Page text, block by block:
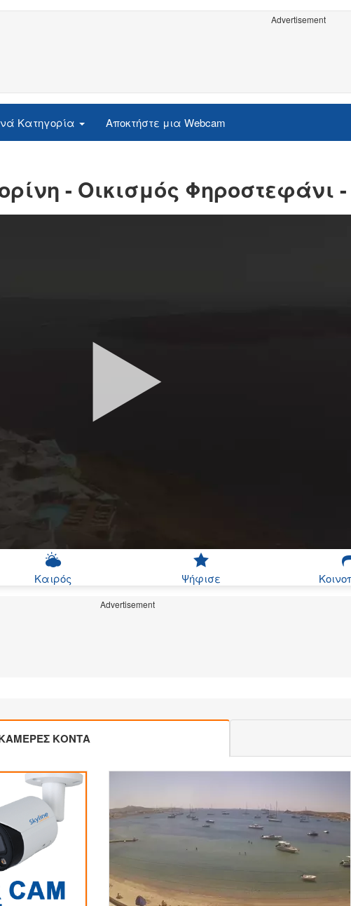
Advertisement
Κατηγορία Αποκτήστε μια Webcam
- Οικισμός Φηροστεφάνι
Καιρός Ψήφισε
Advertisement
ΚΟΝΤΑ